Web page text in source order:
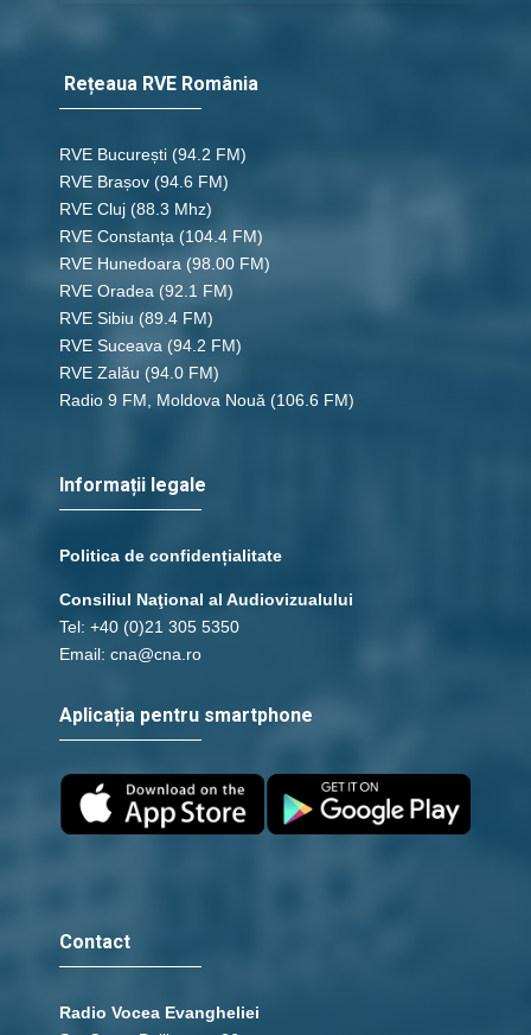
Rețeaua RVE România
RVE București (94.2 FM)
RVE Brașov (94.6 FM)
RVE Cluj (88.3 Mhz)
RVE Constanța (104.4 FM)
RVE Hunedoara (98.00 FM)
RVE Oradea (92.1 FM)
RVE Sibiu (89.4 FM)
RVE Suceava (94.2 FM)
RVE Zalău (94.0 FM)
Radio 9 FM, Moldova Nouă (106.6 FM)
Informații legale
Politica de confidențialitate
Consiliul Naţional al Audiovizualului
Tel: +40 (0)21 305 5350
Email: cna@cna.ro
Aplicația pentru smartphone
Contact
Radio Vocea Evangheliei